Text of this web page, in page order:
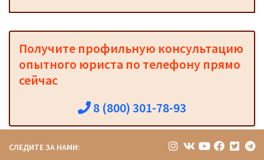
Получите профильную консультацию
опытного юриста по телефону прямо
сейчас
8 (800) 301-78-93
СЛЕДИТЕ ЗА НАМИ: